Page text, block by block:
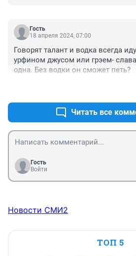
Гость
18 апреля 2024, 07:00
Говорят талант и водка всегда
урфином джусом или грэем-
одна. Без водки он сможет петь?
Читать все
Гость
Войти
Новости СМИ2
ТОП 5